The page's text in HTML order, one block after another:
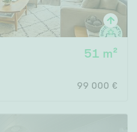
51 m²
99 000 €